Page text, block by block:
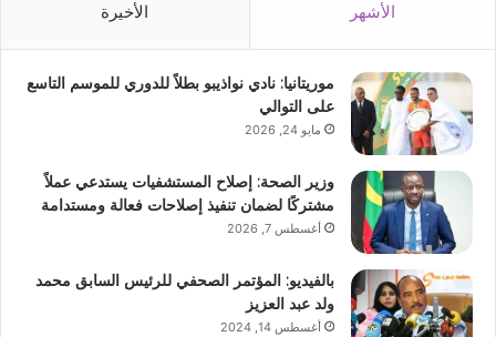
الأشهر الأخيرة
موريتانيا: نادي نواذيبو بطلاً للدوري للموسم التاسع
على التوالي
مايو 24, 2026
وزير الصحة: إصلاح المستشفيات يستدعي عملاً
مشتركًا لضمان تنفيذ إصلاحات فعالة ومستدامة
أغسطس 7, 2026
بالفيديو: المؤتمر الصحفي للرئيس السابق محمد
ولد عبد العزيز
أغسطس 14, 2024